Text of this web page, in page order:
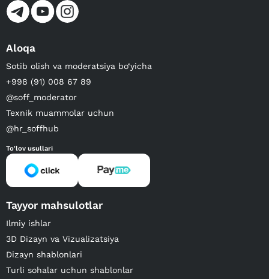
Aloqa
Sotib olish va moderatsiya bo‘yicha
+998 (91) 008 67 89
@soff_moderator
Texnik muammolar uchun
@hr_soffhub
To'lov usullari
Tayyor mahsulotlar
Ilmiy ishlar
3D Dizayn va Vizualizatsiya
Dizayn shablonlari
Turli sohalar uchun shablonlar